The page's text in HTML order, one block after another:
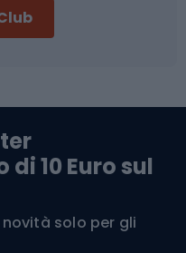
10 Euro sul
solo per gli